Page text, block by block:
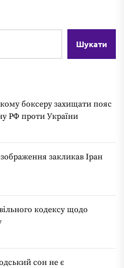
Шукати
боксеру захищати пояс
РФ проти України
закликав Іран
кодексу щодо
сон не є